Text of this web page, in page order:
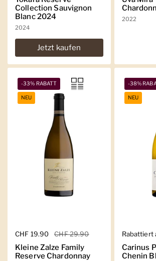
Collection Sauvignon
Blanc 2024
2024
Jetzt kaufen
2022
Regulärer Preis
CHF 19.90 Sale-Preis
CHF 29.90
Kleine Zalze Family
Reserve Chardonnay
-33% RABATT
NEU
Regulärer
Rabattiert
Carinus
Chenin
-38%
NEU